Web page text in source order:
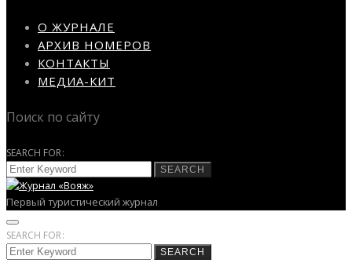
О ЖУРНАЛЕ
АРХИВ НОМЕРОВ
КОНТАКТЫ
МЕДИА-КИТ
Поиск по сайту
SEARCH FOR:
SEARCH
Первый туристический журнал
SEARCH FOR:
SEARCH